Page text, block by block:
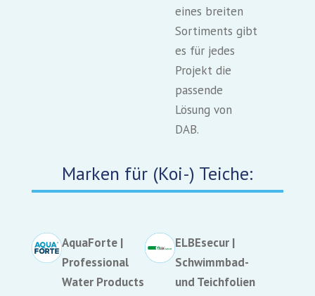
eines breiten
Sortiments gibt
es für jedes
Projekt die
passende
Lösung von
DAB.
Marken für (Koi-) Teiche:
AquaForte |
Professional
Water Products
ELBEsecur |
Schwimmbad-
und Teichfolien